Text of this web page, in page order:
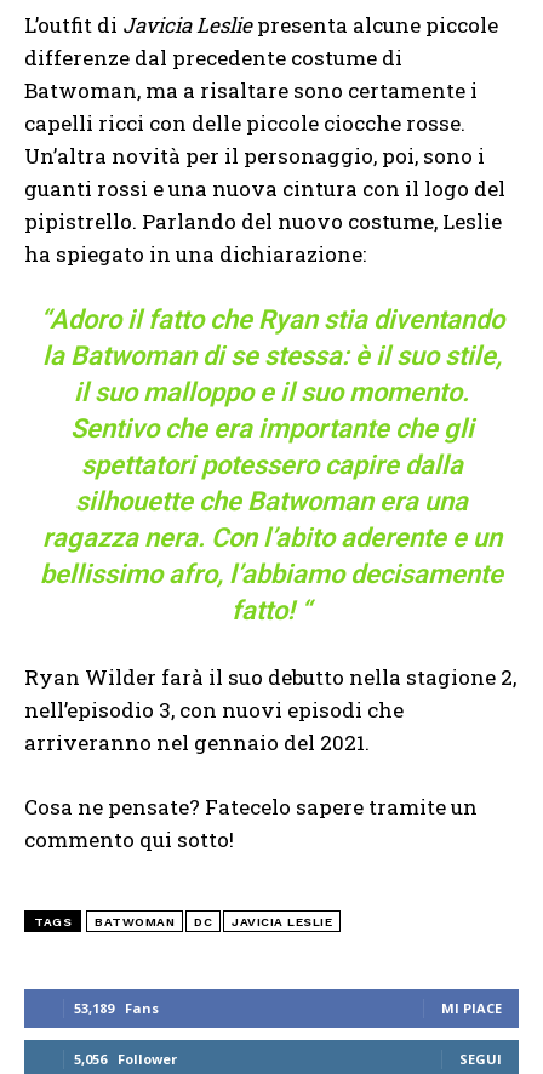
53,189 Fans MI PIACE
5,056 Follower SEGUI
L’outfit di Javicia Lesliepresenta alcune piccole
differenze dal precedente costume di
Batwoman, ma a risaltare sono certamente i
capelli ricci con delle piccole ciocche rosse.
Un’altra novità per il personaggio, poi, sono i
guanti rossi e una nuova cintura con il logo del
pipistrello. Parlando del nuovo costume, Leslie
ha spiegato in una dichiarazione:
“Adoro il fatto che Ryan stia diventando
la Batwoman di se stessa: è il suo stile,
il suo malloppo e il suo momento.
Sentivo che era importante che gli
spettatori potessero capire dalla
silhouette che Batwoman era una
ragazza nera. Con l’abito aderente e un
bellissimo afro, l’abbiamo decisamente
fatto! “
Ryan Wilder farà il suo debutto nella stagione 2,
nell’episodio 3, con nuovi episodi che
arriveranno nel gennaio del 2021.
Cosa ne pensate? Fatecelo sapere tramite un
commento qui sotto!
TAGS BATWOMAN DC JAVICIA LESLIE